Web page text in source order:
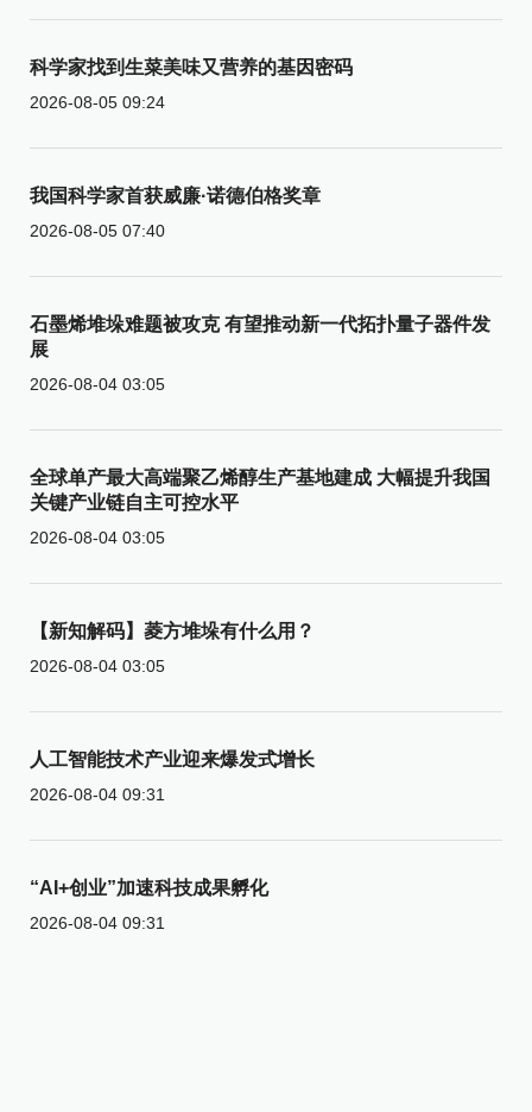
科学家找到生菜美味又营养的基因密码
2026-08-05 09:24
我国科学家首获威廉·诺德伯格奖章
2026-08-05 07:40
石墨烯堆垛难题被攻克 有望推动新一代拓扑量子器件发
展
2026-08-04 03:05
全球单产最大高端聚乙烯醇生产基地建成 大幅提升我国
关键产业链自主可控水平
2026-08-04 03:05
【新知解码】菱方堆垛有什么用？
2026-08-04 03:05
人工智能技术产业迎来爆发式增长
2026-08-04 09:31
“AI+创业”加速科技成果孵化
2026-08-04 09:31